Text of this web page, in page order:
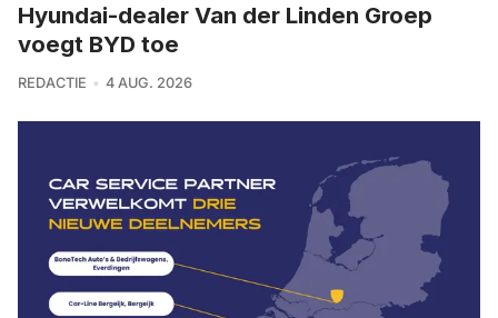
Hyundai-dealer Van der Linden Groep
voegt BYD toe
REDACTIE 4 AUG. 2026